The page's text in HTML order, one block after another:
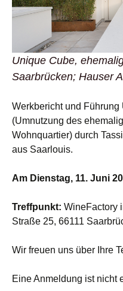
Unique Cube,
Saarbrücken; Hauser
Werkbericht und Führung
(Umnutzung des
Wohnquartier) durch
aus Saarlouis.
Am Dienstag, 11. Juni
Treffpunkt: WineFactory
Straße 25, 66111
Wir freuen uns über Ihre
Eine Anmeldung ist nicht